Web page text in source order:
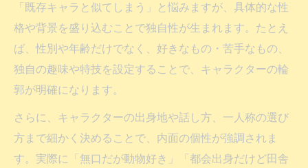
「既存キャラと似てしまう」と悩みますが、具体的な性
格や背景を盛り込むことで独自性が生まれます。たとえ
ば、性別や年齢だけでなく、好きなもの・苦手なもの、
独自の趣味や特技を設定することで、キャラクターの輪
郭が明確になります。
さらに、キャラクターの出身地や話し方、一人称の選び
方まで細かく決めることで、内面の個性が強調されま
す。実際に「無口だが動物好き」「都会出身だけど田舎